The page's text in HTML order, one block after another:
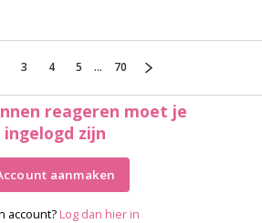
3 4 5 ... 70
reageren moet je
ingelogd zijn
aanmaken
account? Log dan hier in